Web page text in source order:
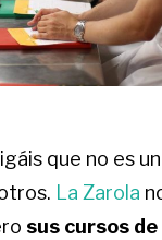
que no es
La Zarola
sus cursos